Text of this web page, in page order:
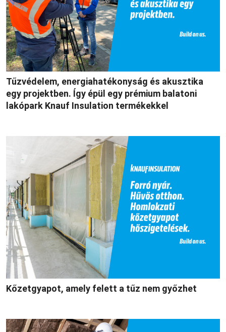
Tűzvédelem, energiahatékonyság és akusztika
egy projektben. Így épül egy prémium balatoni
lakópark Knauf Insulation termékekkel
Kőzetgyapot, amely felett a tűz nem győzhet